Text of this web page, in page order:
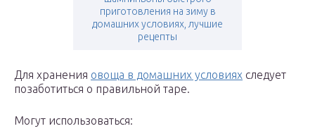
приготовления на зиму в
домашних условиях, лучшие
рецепты
Для хранения овоща в домашних условиях следует
позаботиться о правильной таре.
Могут использоваться: